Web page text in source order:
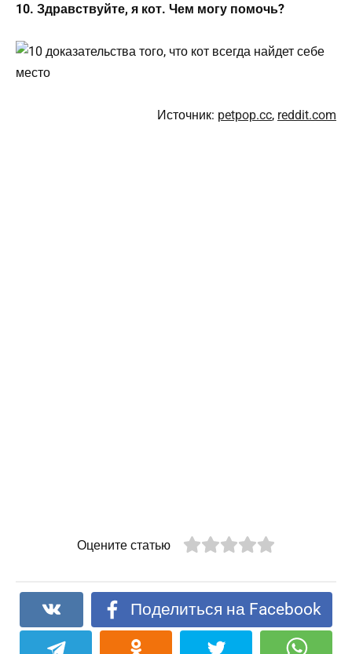
10. Здравствуйте, я кот. Чем могу помочь?
Источник: petpop.cc, reddit.com
Оцените статью
Поделиться на Facebook